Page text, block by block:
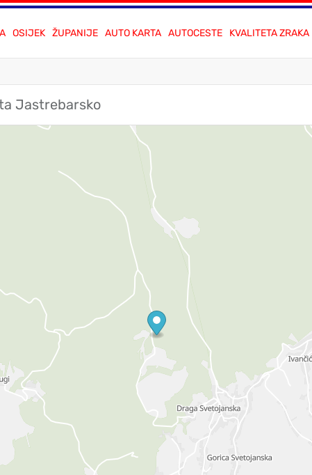
OSIJEK ŽUPANIJE AUTO KARTA AUTOCESTE KVALITETA ZRAKA
Jastrebarsko